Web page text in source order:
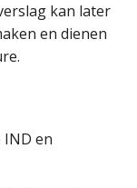
kan later
en dienen
IND en